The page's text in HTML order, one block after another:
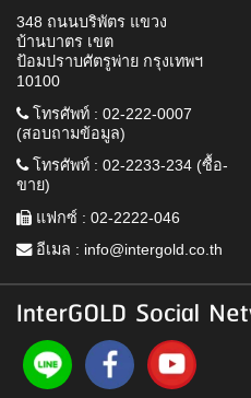
348 ถนนบริพัตร แขวง
บ้านบาตร เขต
ป้อมปราบศัตรูพ่าย กรุงเทพฯ
10100
โทรศัพท์ : 02-222-0007
(สอบถามข้อมูล)
โทรศัพท์ : 02-2233-234 (ซื้อ-
ขาย)
แฟกซ์ : 02-2222-046
อีเมล : info@intergold.co.th
InterGOLD Social